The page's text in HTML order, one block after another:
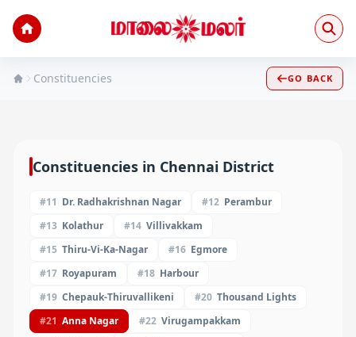
Constituencies GO BACK
Constituencies in Chennai District
#11 Dr. Radhakrishnan Nagar #12 Perambur
#13 Kolathur #14 Villivakkam
#15 Thiru-Vi-Ka-Nagar #16 Egmore
#17 Royapuram #18 Harbour
#19 Chepauk-Thiruvallikeni #20 Thousand Lights
#21 Anna Nagar #22 Virugampakkam